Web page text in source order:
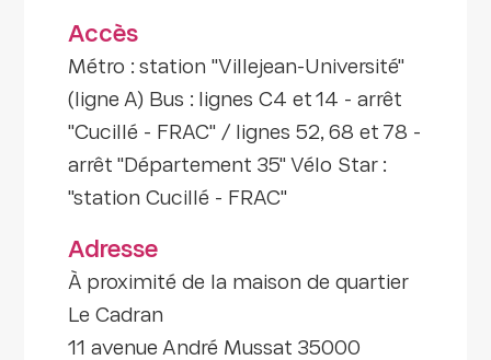
Accès
Métro : station "Villejean-Université"
(ligne A) Bus : lignes C4 et 14 - arrêt
"Cucillé - FRAC" / lignes 52, 68 et 78 -
arrêt "Département 35" Vélo Star :
"station Cucillé - FRAC"
Adresse
À proximité de la maison de quartier
Le Cadran
11 avenue André Mussat 35000